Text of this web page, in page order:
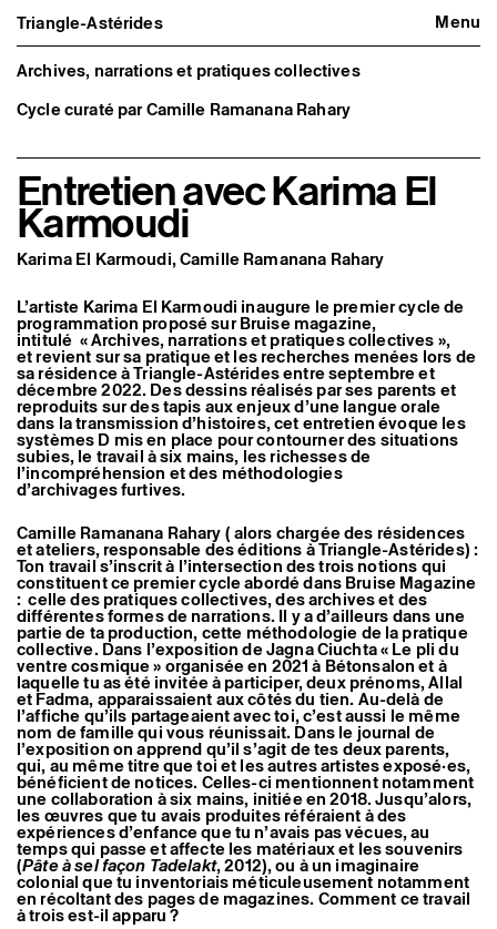
Triangle-Astérides Menu
Triangle-Astérides
Centre d’art contemporain
d’intérêt national
et résidence internationale d'artistes
Fermer
Partenaires et réseaux
Formation professionnelle
Adhérer / nous soutenir
Informations pratiques
Programmation
Agenda : en cours et à venir
Expositions
Événements
Programmation éditoriale
Médiation
Publics associés
Les Nouveaux Commanditaires
Artistes résident·es et associé·es
Résident·es
Hors-les-murs
Ancien·nes résident·es et artistes associé·es
Archives, narrations et pratiques collectives
Cycle curaté par Camille Ramanana Rahary
Entretien avec Karima El
Karmoudi
Karima El Karmoudi, Camille Ramanana Rahary
L’artiste Karima El Karmoudi inaugure le premier cycle de
programmation proposé sur Bruise magazine,
intitulé « Archives, narrations et pratiques collectives »,
et revient sur sa pratique et les recherches menées lors de
sa résidence à Triangle-Astérides entre septembre et
décembre 2022. Des dessins réalisés par ses parents et
reproduits sur des tapis aux enjeux d’une langue orale
dans la transmission d’histoires, cet entretien évoque les
systèmes D mis en place pour contourner des situations
subies, le travail à six mains, les richesses de
l’incompréhension et des méthodologies
d’archivages furtives.
Camille Ramanana Rahary ( alors chargée des résidences
et ateliers, responsable des éditions à Triangle-Astérides) :
Ton travail s’inscrit à l’intersection des trois notions qui
constituent ce premier cycle abordé dans Bruise Magazine
: celle des pratiques collectives, des archives et des
différentes formes de narrations. Il y a d’ailleurs dans une
partie de ta production, cette méthodologie de la pratique
collective. Dans l’exposition de Jagna Ciuchta « Le pli du
ventre cosmique » organisée en 2021 à Bétonsalon et à
laquelle tu as été invitée à participer, deux prénoms, Allal
et Fadma, apparaissaient aux côtés du tien. Au-delà de
l’affiche qu’ils partageaient avec toi, c’est aussi le même
nom de famille qui vous réunissait. Dans le journal de
l’exposition on apprend qu’il s’agit de tes deux parents,
qui, au même titre que toi et les autres artistes exposé·es,
bénéficient de notices. Celles-ci mentionnent notamment
une collaboration à six mains, initiée en 2018. Jusqu’alors,
les œuvres que tu avais produites référaient à des
expériences d’enfance que tu n’avais pas vécues, au
temps qui passe et affecte les matériaux et les souvenirs
(Pâte à sel façon Tadelakt, 2012), ou à un imaginaire
colonial que tu inventoriais méticuleusement notamment
en récoltant des pages de magazines. Comment ce travail
à trois est-il apparu ?